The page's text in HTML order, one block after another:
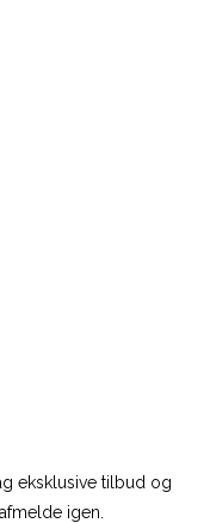
eksklusive tilbud og
igen.